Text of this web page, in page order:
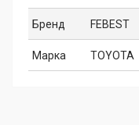
Бренд FEBEST
Марка TOYOTA